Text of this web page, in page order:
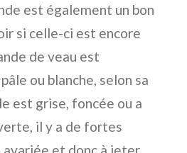
est également un bon
si celle-ci est encore
de veau est
ou blanche, selon sa
est grise, foncée ou a
il y a de fortes
avariée et donc à jeter.